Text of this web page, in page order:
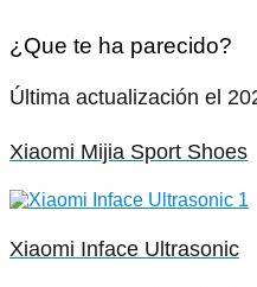
¿Que te ha parecido?
Última actualización el
Xiaomi Mijia Sport Shoes
Xiaomi Inface Ultrasonic